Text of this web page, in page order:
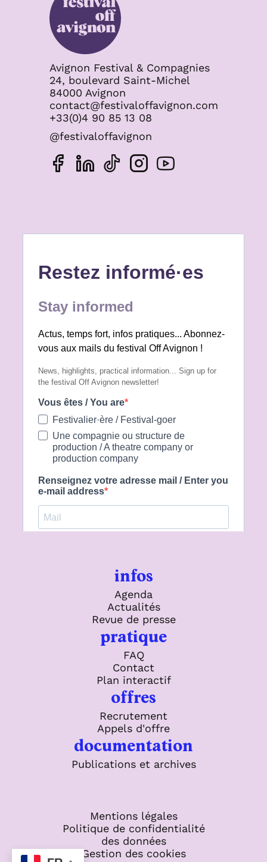
Avignon Festival & Compagnies
24, boulevard Saint-Michel
84000 Avignon
contact@festivaloffavignon.com
+33(0)4 90 85 13 08
@festivaloffavignon
infos
Agenda
Actualités
Revue de presse
pratique
FAQ
Contact
Plan interactif
offres
Recrutement
Appels d'offre
documentation
Publications et archives
Mentions légales
Politique de confidentialité
des données
Gestion des cookies